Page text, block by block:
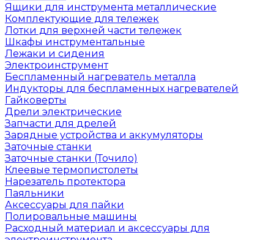
Ящики для инструмента металлические
Комплектующие для тележек
Лотки для верхней части тележек
Шкафы инструментальные
Лежаки и сидения
Электроинструмент
Беспламенный нагреватель металла
Индукторы для беспламенных нагревателей
Гайковерты
Дрели электрические
Запчасти для дрелей
Зарядные устройства и аккумуляторы
Заточные станки
Заточные станки (Точило)
Клеевые термопистолеты
Нарезатель протектора
Паяльники
Аксессуары для пайки
Полировальные машины
Расходный материал и аксессуары для